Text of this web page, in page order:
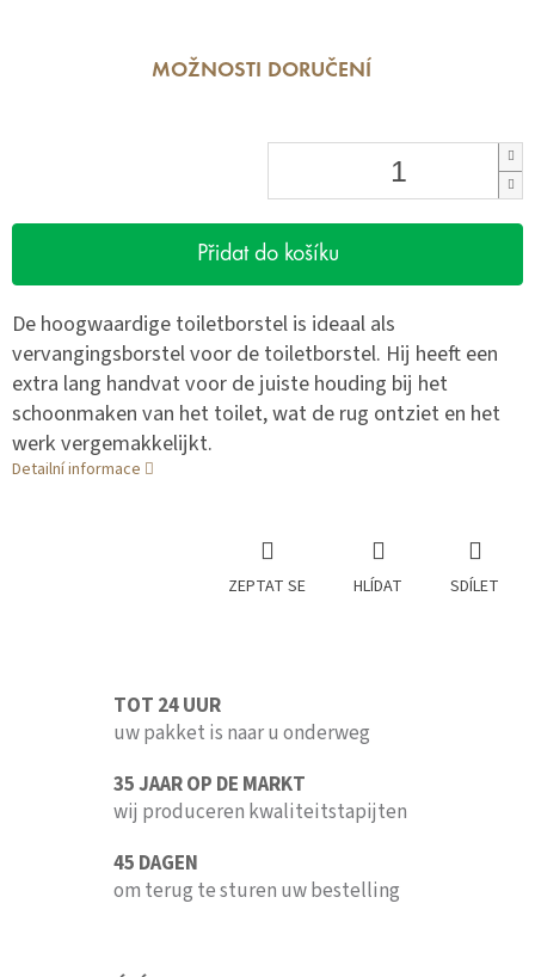
MOŽNOSTI DORUČENÍ
Přidat do košíku
De hoogwaardige toiletborstel is ideaal als
vervangingsborstel voor de toiletborstel. Hij heeft een
extra lang handvat voor de juiste houding bij het
schoonmaken van het toilet, wat de rug ontziet en het
werk vergemakkelijkt.
Detailní informace
ZEPTAT SE HLÍDAT SDÍLET
TOT 24 UUR
uw pakket is naar u onderweg
35 JAAR OP DE MARKT
wij produceren kwaliteitstapijten
45 DAGEN
om terug te sturen uw bestelling